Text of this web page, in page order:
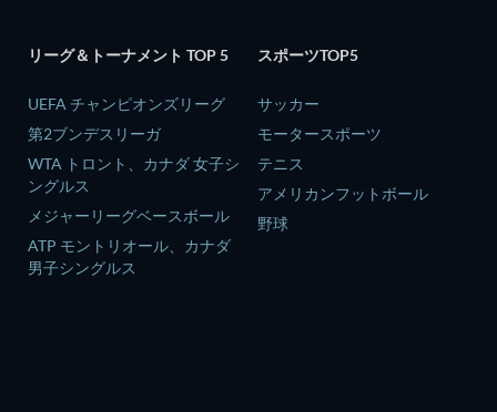
リーグ＆トーナメント TOP 5
UEFA チャンピオンズリーグ
第2ブンデスリーガ
WTA トロント、カナダ 女子シ
ングルス
メジャーリーグベースボール
ATP モントリオール、カナダ
男子シングルス
スポーツTOP5
サッカー
モータースポーツ
テニス
アメリカンフットボール
野球